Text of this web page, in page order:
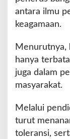
n
g
s
a
n
g
U
antara ilmu
keagamaan.
Menurutnya,
hanya
juga dalam
masyarakat.
Melalui
turut
toleransi,